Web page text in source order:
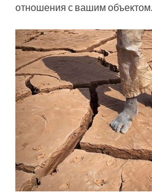
отношения с вашим объектом.